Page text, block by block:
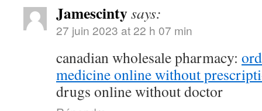
Jamescintysays:
27 juin 2023 at 22 h 07 min
canadian wholesale pharmacy:
medicine online without
drugs online without doctor